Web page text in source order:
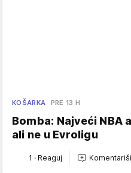
KOŠARKA PRE 13 H
Bomba: Najveći NBA
ali ne u Evroligu
1 · Reaguj Komentariši